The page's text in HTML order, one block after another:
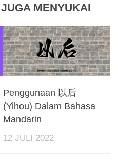
MENYUKAI
Penggunaan 以后
(Yihou) Dalam Bahasa
Mandarin
12 JULI 2022